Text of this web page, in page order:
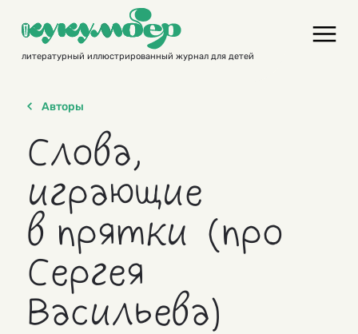
contentлитературный иллюстрированный журнал для детей
Авторы
Слова,
играющие
в прятки (про
Сергея
Васильева)